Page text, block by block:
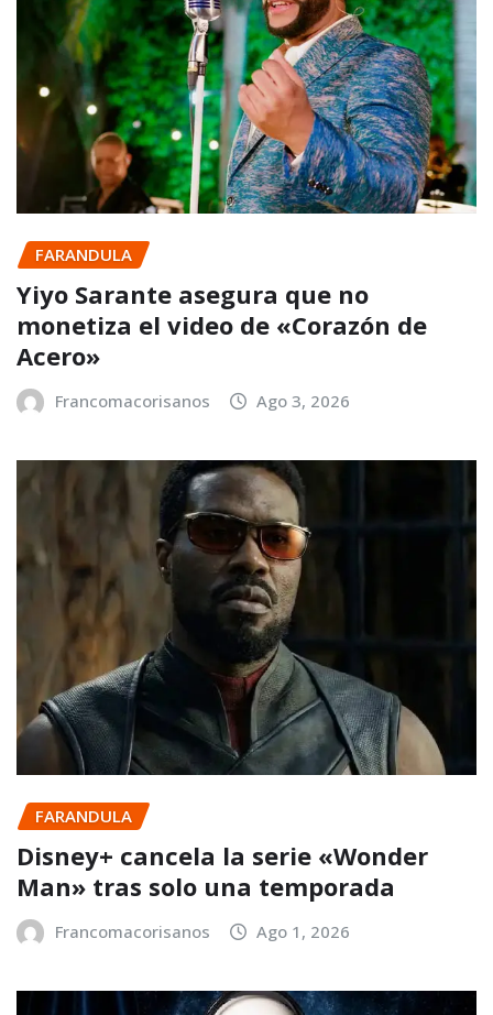
FARANDULA
Yiyo Sarante asegura que no
monetiza el video de «Corazón de
Acero»
Francomacorisanos Ago 3, 2026
FARANDULA
Disney+ cancela la serie «Wonder
Man» tras solo una temporada
Francomacorisanos Ago 1, 2026